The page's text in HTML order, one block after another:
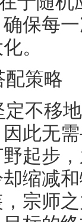
保每
。
配策略
定不移
此无
起步
缩减
宗师